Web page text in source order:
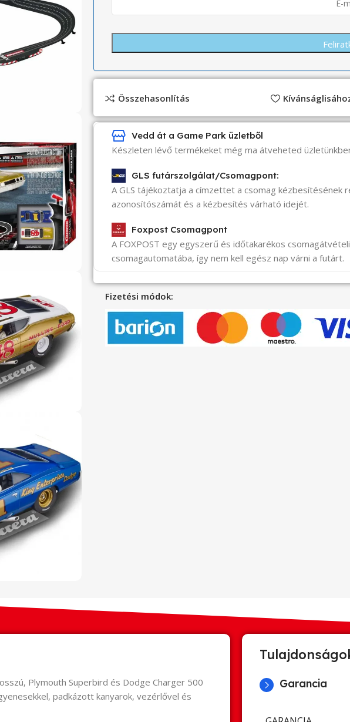
Összehasonlítás
Vedd át a Game Park üzletből
Készleten lévő termékeket még ma átveheted
GLS futárszolgálat/Csomagpont:
A GLS tájékoztatja a címzettet a csomag kézbesítésének
azonosítószámát és a kézbesítés várható idejét.
Foxpost Csomagpont
A FOXPOST egy egyszerű és időtakarékos
csomagautomatába, így nem kell egész nap várni a futárt.
Fizetési módok:
Plymouth Superbird és Dodge Charger 500
padkázott kanyarok, vezérlővel és
Garancia